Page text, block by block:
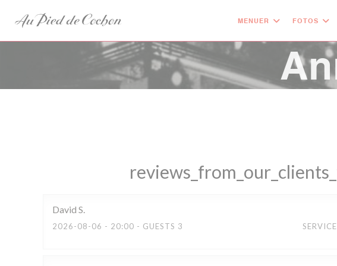
MENUER FOTOS
David S
2026-08-06 - 20:00 - GUESTS 3 SERVICE